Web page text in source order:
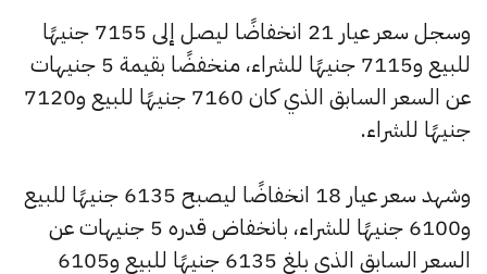
وسجل سعر عيار 21 انخفاضًا ليصل إلى 7155 جنيهًا
للبيع و7115 جنيهًا للشراء، منخفضًا بقيمة 5 جنيهات
عن السعر السابق الذي كان 7160 جنيهًا للبيع و7120
جنيهًا للشراء.
وشهد سعر عيار 18 انخفاضًا ليصبح 6135 جنيهًا للبيع
و6100 جنيهًا للشراء، بانخفاض قدره 5 جنيهات عن
السعر السابق الذي بلغ 6135 جنيهًا للبيع و6105